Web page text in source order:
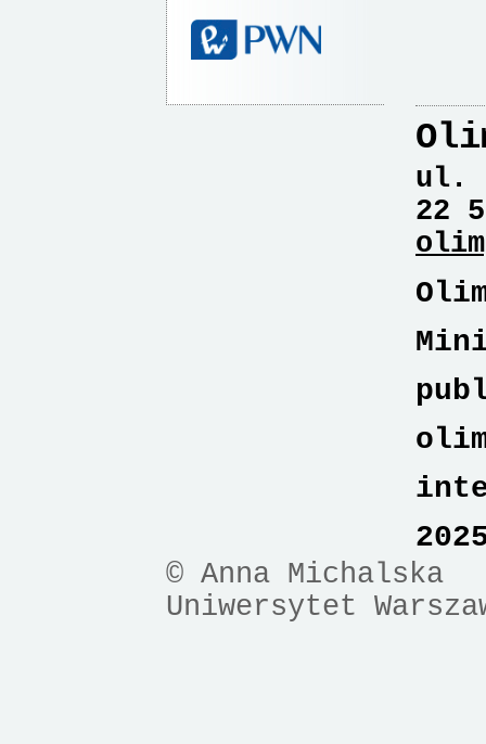
ul.
22
© Anna Michalska
Uniwersytet